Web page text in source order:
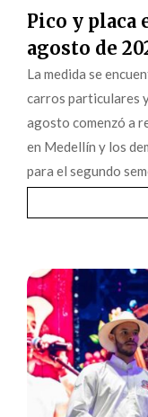
Pico y placa
agosto de
La medida se
carros particulares
agosto comenzó a
en Medellín y los
para el segundo